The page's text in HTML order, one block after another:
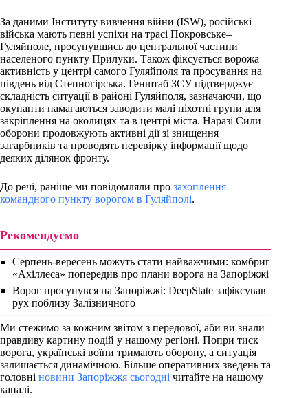
За даними Інституту вивчення війни (ISW), російські
війська мають певні успіхи на трасі Покровське–
Гуляйполе, просунувшись до центральної частини
населеного пункту Прилуки. Також фіксується ворожа
активність у центрі самого Гуляйполя та просування на
південь від Степногірська. Генштаб ЗСУ підтверджує
складність ситуації в районі Гуляйполя, зазначаючи, що
окупанти намагаються заводити малі піхотні групи для
закріплення на околицях та в центрі міста. Наразі Сили
оборони продовжують активні дії зі знищення
загарбників та проводять перевірку інформації щодо
деяких ділянок фронту.
До речі, раніше ми повідомляли про захоплення
командного пункту ворогом в Гуляйполі.
Рекомендуємо
Серпень-вересень можуть стати найважчими: комбриг
«Ахіллеса» попередив про плани ворога на Запоріжжі
Ворог просунувся на Запоріжжі: DeepState зафіксував
рух поблизу Залізничного
Ми стежимо за кожним звітом з передової, аби ви знали
правдиву картину подій у нашому регіоні. Попри тиск
ворога, українські воїни тримають оборону, а ситуація
залишається динамічною. Більше оперативних зведень та
головні новини Запоріжжя сьогодні читайте на нашому
каналі.